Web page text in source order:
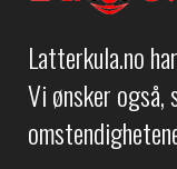
Latterkula.no
Vi ønsker